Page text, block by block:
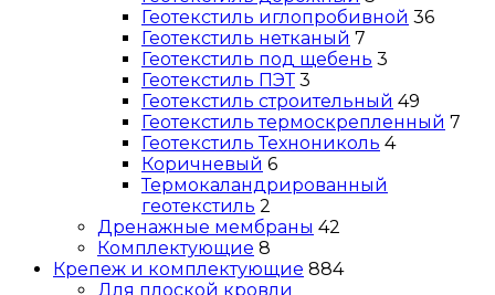
Геотекстиль иглопробивной 36
Геотекстиль нетканый 7
Геотекстиль под щебень 3
Геотекстиль ПЭТ 3
Геотекстиль строительный 49
Геотекстиль термоскрепленный 7
Геотекстиль Технониколь 4
Коричневый 6
Термокаландрированный
геотекстиль 2
Дренажные мембраны 42
Комплектующие 8
Крепеж и комплектующие 884
Для плоской кровли